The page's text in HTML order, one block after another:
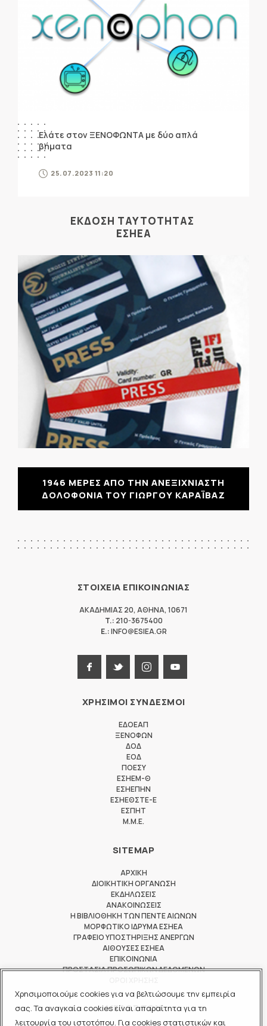
Χρησιμοποιούμε cookies για να βελτιώσουμε την εμπειρία
σας. Τα αναγκαία cookies είναι απαραίτητα για τη
λειτουργία του ιστοτόπου. Για cookies στατιστικών και
Ελάτε στον ΞΕΝΟΦΩΝΤΑ με δύο απλά
βήματα
25.07.2023 11:20
ΕΚΔΟΣΗ ΤΑΥΤΟΤΗΤΑΣ
ΕΣΗΕΑ
1946 ΜΕΡΕΣ ΑΠΟ ΤΗΝ ΑΝΕΞΙΧΝΙΑΣΤΗ
ΔΟΛΟΦΟΝΙΑ ΤΟΥ ΓΙΩΡΓΟΥ ΚΑΡΑΪΒΑΖ
ΣΤΟΙΧΕΙΑ ΕΠΙΚΟΙΝΩΝΙΑΣ
ΑΚΑΔΗΜΙΑΣ 20, ΑΘΗΝΑ, 10671
T.: 210-3675400
E.:INFO@ESIEA.GR
ΧΡΗΣΙΜΟΙ ΣΥΝΔΕΣΜΟΙ
ΕΔΟΕΑΠ
ΞΕΝΟΦΩΝ
ΔΟΔ
ΕΟΔ
ΠΟΕΣΥ
ΕΣΗΕΜ-Θ
ΕΣΗΕΠΗΝ
ΕΣΗΕΘΣΤΕ-Ε
ΕΣΠΗΤ
M.M.E.
SITEMAP
ΑΡΧΙΚΗ
ΔΙΟΙΚΗΤΙΚΗ ΟΡΓΑΝΩΣΗ
ΕΚΔΗΛΩΣΕΙΣ
ΑΝΑΚΟΙΝΩΣΕΙΣ
Η ΒΙΒΛΙΟΘΗΚΗ ΤΩΝ ΠΕΝΤΕ ΑΙΩΝΩΝ
ΜΟΡΦΩΤΙΚΟ ΙΔΡΥΜΑ ΕΣΗΕΑ
ΓΡΑΦΕΙΟ ΥΠΟΣΤΗΡΙΞΗΣ ΑΝΕΡΓΩΝ
ΑΙΘΟΥΣΕΣ ΕΣΗΕΑ
ΕΠΙΚΟΙΝΩΝΙΑ
ΠΡΟΣΤΑΣΙΑ ΠΡΟΣΩΠΙΚΩΝ ΔΕΔΟΜΕΝΩΝ
ΜΕΛΟΣ ΤΩΝ